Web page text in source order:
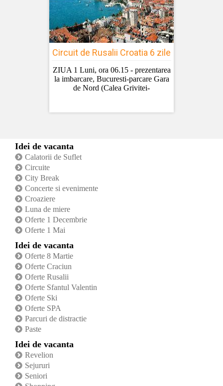
Circuit de Rusalii Croatia 6 zile
ZIUA 1 Luni, ora 06.15 - prezentarea
la imbarcare, Bucuresti-parcare Gara
de Nord (Calea Grivitei-
Idei de vacanta
Calatorii de Suflet
Circuite
City Break
Concerte si evenimente
Croaziere
Luna de miere
Oferte 1 Decembrie
Oferte 1 Mai
Idei de vacanta
Oferte 8 Martie
Oferte Craciun
Oferte Rusalii
Oferte Sfantul Valentin
Oferte Ski
Oferte SPA
Parcuri de distractie
Paste
Idei de vacanta
Revelion
Sejururi
Seniori